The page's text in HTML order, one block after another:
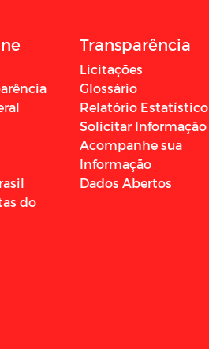
do
Transparência
Licitações
Glossário
Relatório Estatístico
Solicitar Informação
Acompanhe sua
Informação
Dados Abertos